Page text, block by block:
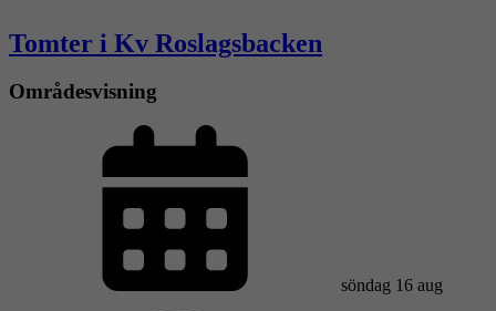
Tomter i Kv Roslagsbacken
Områdesvisning
söndag 16 aug